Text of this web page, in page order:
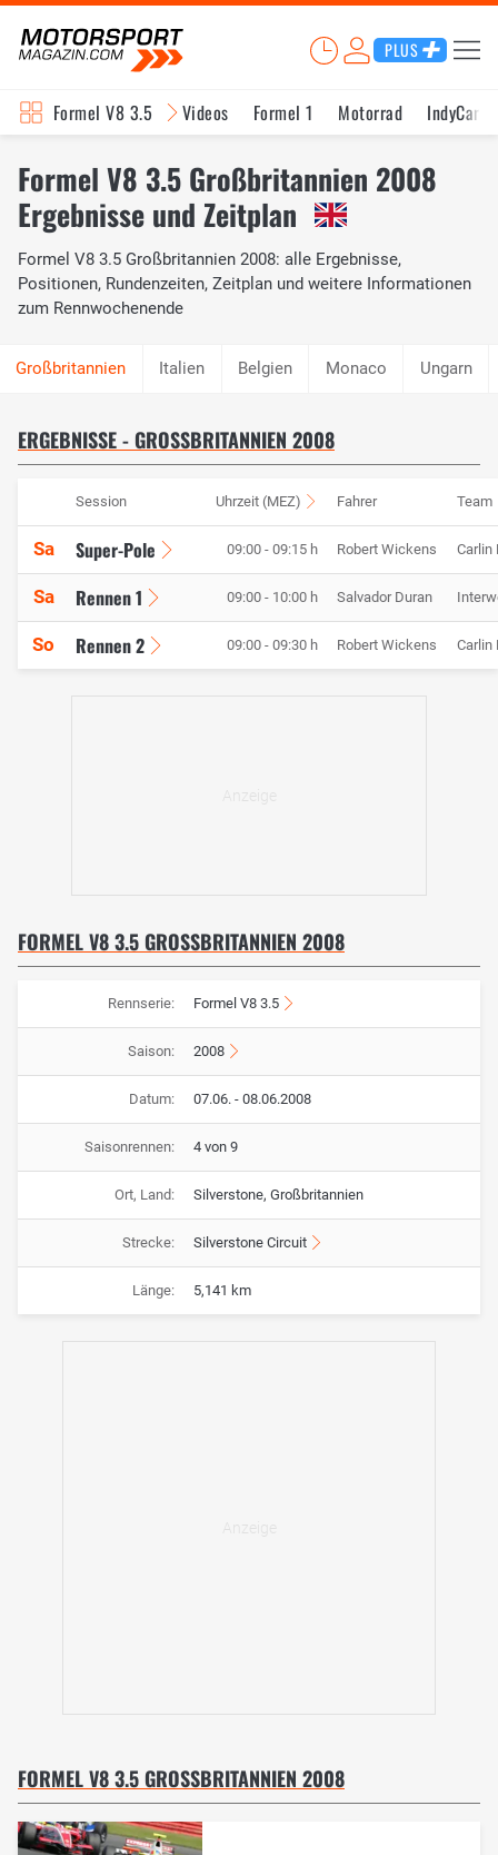
PLUS
Formel V8 3.5 Videos Formel 1 Motorrad IndyCar
Formel V8 3.5 Großbritannien 2008
Ergebnisse und Zeitplan
Formel V8 3.5 Großbritannien 2008: alle Ergebnisse,
Positionen, Rundenzeiten, Zeitplan und weitere Informationen
zum Rennwochenende
Italien Belgien Monaco Ungarn
ERGEBNISSE - GROSSBRITANNIEN 2008
Session Uhrzeit (MEZ) Fahrer Team
Sa Super-Pole 09:00 - 09:15 h Robert Wickens Carlin
Sa Rennen 1 09:00 - 10:00 h Salvador Duran
So Rennen 2 09:00 - 09:30 h Robert Wickens Carlin
FORMEL V8 3.5 GROSSBRITANNIEN 2008
Rennserie: Formel V8 3.5
Saison: 2008
Datum: 07.06. - 08.06.2008
Saisonrennen: 4 von 9
Ort, Land: Silverstone, Großbritannien
Strecke: Silverstone Circuit
Länge: 5,141 km
FORMEL V8 3.5 GROSSBRITANNIEN 2008